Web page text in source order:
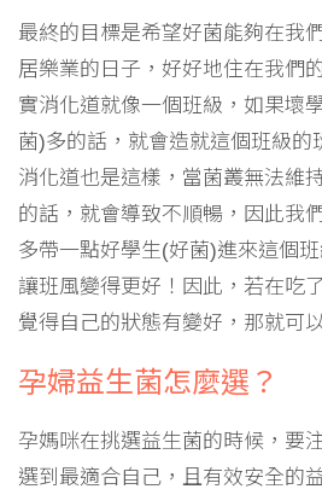
最終的目標是希望好菌能夠在我
居樂業的日子，好好地住在我們
實消化道就像一個班級，如果壞
菌)多的話，就會造就這個班級的
消化道也是這樣，當菌叢無法維
的話，就會導致不順暢，因此我
多帶一點好學生(好菌)進來這個
讓班風變得更好！因此，若在吃
覺得自己的狀態有變好，那就可
孕婦益生菌怎麼選？
孕媽咪在挑選益生菌的時候，要
選到最適合自己，且有效安全的